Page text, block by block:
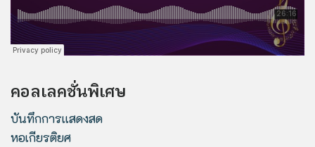
คอลเลคชั่นพิเศษ
บันทึกการแสดงสด
หอเกียรติยศ